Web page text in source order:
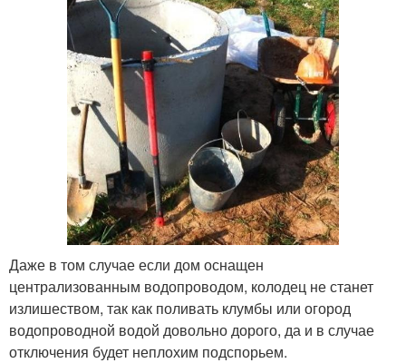
Даже в том случае если дом оснащен
централизованным водопроводом, колодец не станет
излишеством, так как поливать клумбы или огород
водопроводной водой довольно дорого, да и в случае
отключения будет неплохим подспорьем.